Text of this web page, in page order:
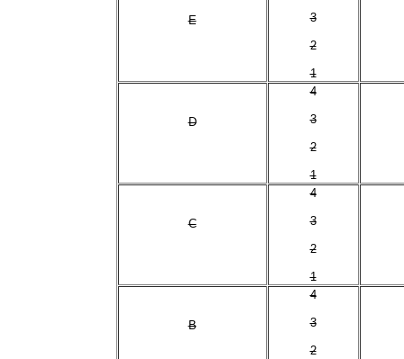
E 3
2
1
D
4
3
2
1
C
4
3
2
1
B
4
3
2